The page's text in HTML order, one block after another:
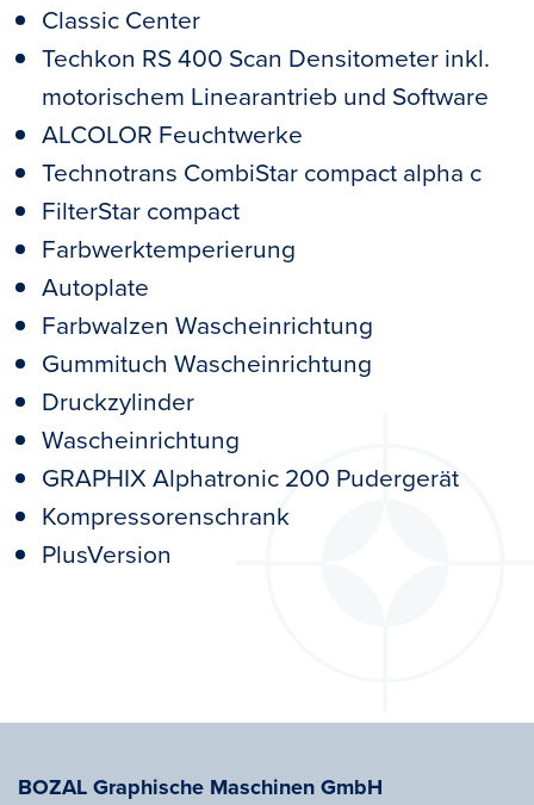
Classic Center
Techkon RS 400 Scan Densitometer inkl.
motorischem Linearantrieb und Software
ALCOLOR Feuchtwerke
Technotrans CombiStar compact alpha c
FilterStar compact
Farbwerktemperierung
Autoplate
Farbwalzen Wascheinrichtung
Gummituch Wascheinrichtung
Druckzylinder
Wascheinrichtung
GRAPHIX Alphatronic 200 Pudergerät
Kompressorenschrank
PlusVersion
BOZAL Graphische Maschinen GmbH